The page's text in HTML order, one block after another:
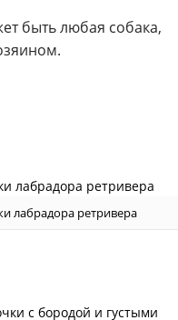
быть любая собака,
лабрадора ретривера
с бородой и густыми